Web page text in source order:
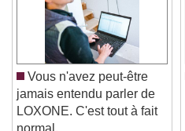
Vous n'avez peut-être
jamais entendu parler de
LOXONE. C'est tout à fait